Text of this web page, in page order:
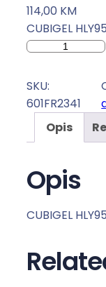
114,00 KM
CUBIGEL
K
M
P
O
R
R
6
0
SKU:
601FR2341
Opis
Opis
CUBIGEL